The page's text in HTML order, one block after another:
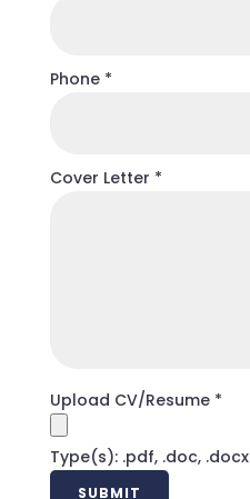
Phone *
Cover Letter *
Upload CV/Resume *
Type(s): .pdf, .doc, .docx